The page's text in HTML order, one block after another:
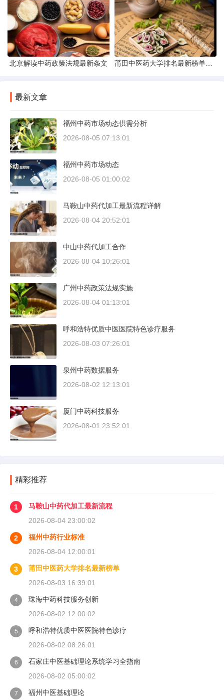
北京解读中药政策法规最新条文
最新文章
福州中药市场动态供需分析
2026-08-05 07:13:01
福州中药市场动态
2026-08-05 01:00:02
马鞍山中药代加工最新流程详解
2026-08-04 20:52:01
中山中药代加工合作
2026-08-04 10:26:01
广州中药政策法规实施
2026-08-04 01:13:01
呼和浩特优质中医医院特色诊疗服务
2026-08-03 07:26:01
泉州中药数据服务
2026-08-02 12:13:01
厦门中药科技服务
2026-08-01 23:52:01
精彩推荐
1
马鞍山中药代加工最新流程
2026-08-04 23:00:02
2
福州中药行业标准
2026-08-04 12:00:01
3
莆田中医药大学排名最新榜单
2026-08-03 16:39:01
4
珠海中药科技服务创新
2026-08-02 12:00:02
5
呼和浩特优质中医医院特色诊疗
2026-08-02 08:26:01
6
石家庄中医基础理论系统学习全指南
2026-08-02 05:00:02
7 福州中医基础理论